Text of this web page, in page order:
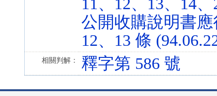
11、12、13、14
公開收購說明書
12、13 條
相關判解： 釋字第 586 號